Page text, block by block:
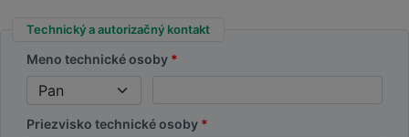
Technický a autorizačný kontakt
Meno technické osoby
Priezvisko technické osoby